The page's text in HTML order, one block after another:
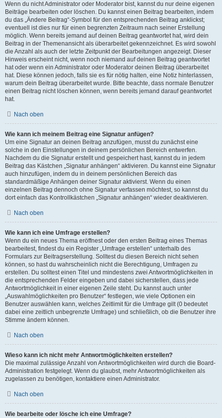
Wenn du nicht Administrator oder Moderator bist, kannst du nur deine eigenen
Beiträge bearbeiten oder löschen. Du kannst einen Beitrag bearbeiten, indem
du das „Ändere Beitrag“-Symbol für den entsprechenden Beitrag anklickst;
eventuell ist dies nur für einen begrenzten Zeitraum nach seiner Erstellung
möglich. Wenn bereits jemand auf deinen Beitrag geantwortet hat, wird dein
Beitrag in der Themenansicht als überarbeitet gekennzeichnet. Es wird sowohl
die Anzahl als auch der letzte Zeitpunkt der Bearbeitungen angezeigt. Dieser
Hinweis erscheint nicht, wenn noch niemand auf deinen Beitrag geantwortet
hat oder wenn ein Administrator oder Moderator deinen Beitrag überarbeitet
hat. Diese können jedoch, falls sie es für nötig halten, eine Notiz hinterlassen,
warum dein Beitrag überarbeitet wurde. Bitte beachte, dass normale Benutzer
einen Beitrag nicht löschen können, wenn bereits jemand darauf geantwortet
hat.
Nach oben
Wie kann ich meinem Beitrag eine Signatur anfügen?
Um eine Signatur an deinen Beitrag anzufügen, musst du zunächst eine
solche in den Einstellungen in deinem persönlichen Bereich entwerfen.
Nachdem du die Signatur erstellt und gespeichert hast, kannst du in jedem
Beitrag das Kästchen „Signatur anhängen“ aktivieren. Du kannst eine Signatur
auch hinzufügen, indem du in deinem persönlichen Bereich das
standardmäßige Anhängen deiner Signatur aktivierst. Wenn du einen
einzelnen Beitrag dennoch ohne Signatur verfassen möchtest, so kannst du
dort einfach das Kontrollkästchen „Signatur anhängen“ wieder deaktivieren.
Nach oben
Wie kann ich eine Umfrage erstellen?
Wenn du ein neues Thema eröffnest oder den ersten Beitrag eines Themas
bearbeitest, findest du ein Register „Umfrage erstellen“ unterhalb des
Formulars zur Beitragserstellung. Solltest du diesen Bereich nicht sehen
können, so hast du wahrscheinlich nicht die Berechtigung, Umfragen zu
erstellen. Du solltest einen Titel und mindestens zwei Antwortmöglichkeiten in
die entsprechenden Felder eingeben und dabei sicherstellen, dass jede
Antwortmöglichkeit in einer eigenen Zeile steht. Du kannst auch unter
„Auswahlmöglichkeiten pro Benutzer“ festlegen, wie viele Optionen ein
Benutzer auswählen kann, welches Zeitlimit für die Umfrage gilt (0 bedeutet
dabei eine zeitlich unbegrenzte Umfrage) und schließlich, ob die Benutzer ihre
Stimme ändern können.
Nach oben
Wieso kann ich nicht mehr Antwortmöglichkeiten erstellen?
Die maximal zulässige Anzahl von Antwortmöglichkeiten wird durch die Board-
Administration festgelegt. Wenn du glaubst, mehr Antwortmöglichkeiten als
zugelassen zu benötigen, kontaktiere einen Administrator.
Nach oben
Wie bearbeite oder lösche ich eine Umfrage?